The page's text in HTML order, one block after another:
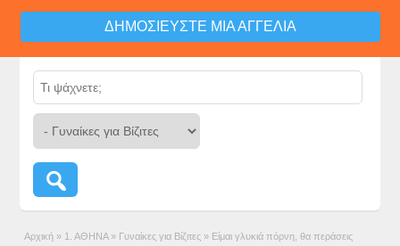
ΔΗΜΟΣΙΕΎΣΤΕ ΜΙΑ ΑΓΓΕΛΊΑ
Αρχική » 1. ΑΘΗΝΑ » Γυναίκες για Βίζιτες » Είμαι γλυκιά πόρνη, θα περάσεις